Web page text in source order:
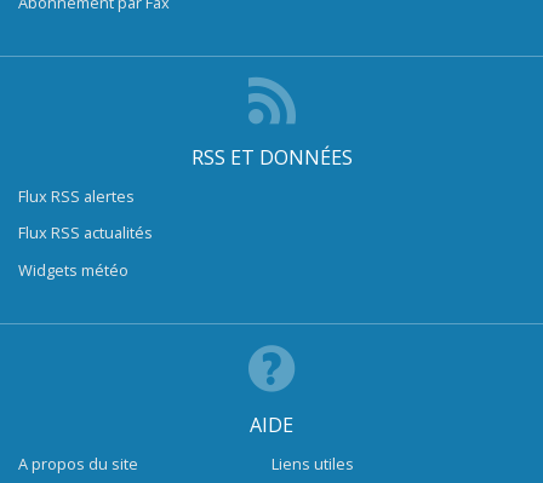
RSS ET DONNÉES
Flux RSS alertes
Flux RSS actualités
Widgets météo
AIDE
A propos du site Liens utiles